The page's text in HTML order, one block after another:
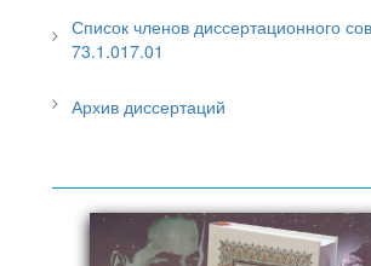
Список членов диссертационного
73.1.017.01
Архив диссертаций